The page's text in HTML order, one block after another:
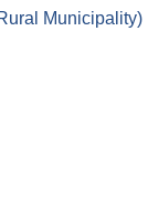
Municipality)